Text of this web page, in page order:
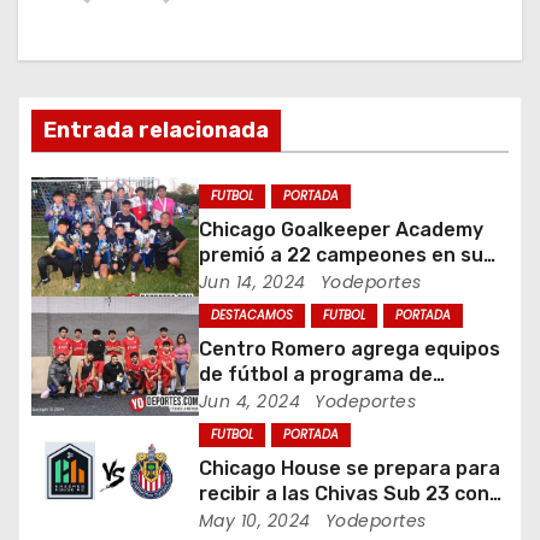
c
ó
n
d
e
e
n
Entrada relacionada
FUTBOL PORTADA
Chicago Goalkeeper Academy
premió a 22 campeones en su
torneo de porteros
Jun 14, 2024 Yodeportes
DESTACAMOS FUTBOL PORTADA
Centro Romero agrega equipos
de fútbol a programa de
jóvenes en Chicago
Jun 4, 2024 Yodeportes
FUTBOL PORTADA
Chicago House se prepara para
recibir a las Chivas Sub 23 con
visorias incluidas
May 10, 2024 Yodeportes